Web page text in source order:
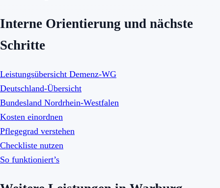
Interne Orientierung und nächste
Schritte
Leistungsübersicht Demenz-WG
Deutschland-Übersicht
Bundesland Nordrhein-Westfalen
Kosten einordnen
Pflegegrad verstehen
Checkliste nutzen
So funktioniert’s